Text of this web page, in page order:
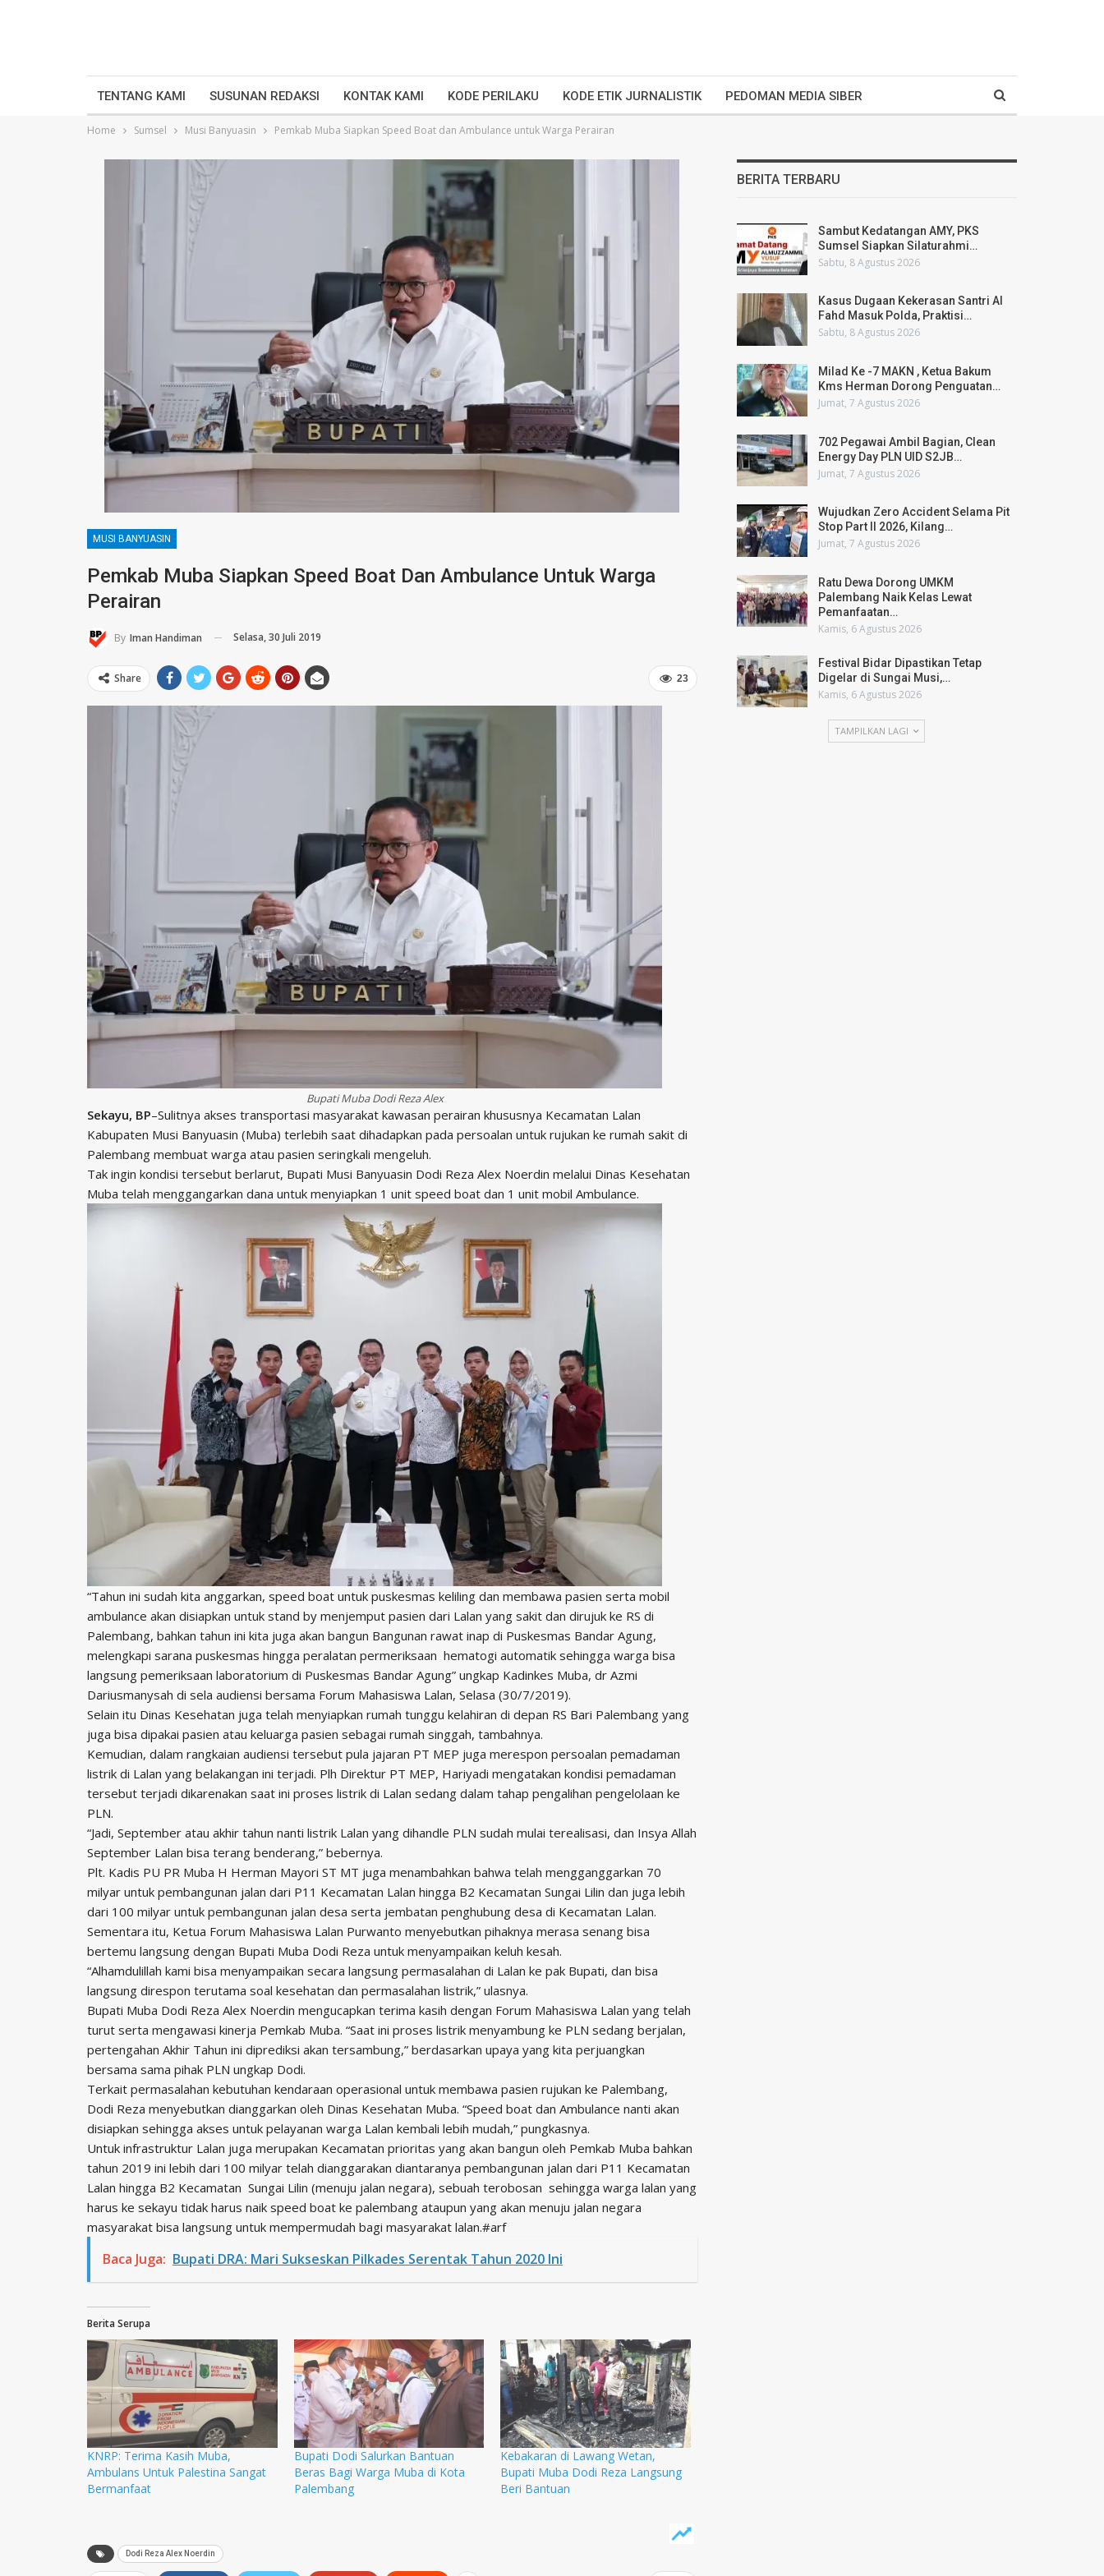
TENTANG KAMI SUSUNAN REDAKSI KONTAK KAMI KODE PERILAKU KODE ETIK JURNALISTIK PEDOMAN MEDIA SIBER
Home Sumsel Musi Banyuasin Pemkab Muba Siapkan Speed Boat dan Ambulance untuk Warga Perairan
MUSI BANYUASIN
Pemkab Muba Siapkan Speed Boat Dan Ambulance Untuk Warga
Perairan
By Iman Handiman Selasa, 30 Juli 2019
23
Share
Bupati Muba Dodi Reza Alex
Sekayu, BP–Sulitnya akses transportasi masyarakat kawasan perairan khususnya Kecamatan Lalan
Kabupaten Musi Banyuasin (Muba) terlebih saat dihadapkan pada persoalan untuk rujukan ke rumah sakit di
Palembang membuat warga atau pasien seringkali mengeluh.
Tak ingin kondisi tersebut berlarut, Bupati Musi Banyuasin Dodi Reza Alex Noerdin melalui Dinas Kesehatan
Muba telah menggangarkan dana untuk menyiapkan 1 unit speed boat dan 1 unit mobil Ambulance.
“Tahun ini sudah kita anggarkan, speed boat untuk puskesmas keliling dan membawa pasien serta mobil
ambulance akan disiapkan untuk stand by menjemput pasien dari Lalan yang sakit dan dirujuk ke RS di
Palembang, bahkan tahun ini kita juga akan bangun Bangunan rawat inap di Puskesmas Bandar Agung,
melengkapi sarana puskesmas hingga peralatan permeriksaan hematogi automatik sehingga warga bisa
langsung pemeriksaan laboratorium di Puskesmas Bandar Agung” ungkap Kadinkes Muba, dr Azmi
Dariusmanysah di sela audiensi bersama Forum Mahasiswa Lalan, Selasa (30/7/2019).
Selain itu Dinas Kesehatan juga telah menyiapkan rumah tunggu kelahiran di depan RS Bari Palembang yang
juga bisa dipakai pasien atau keluarga pasien sebagai rumah singgah, tambahnya.
Kemudian, dalam rangkaian audiensi tersebut pula jajaran PT MEP juga merespon persoalan pemadaman
listrik di Lalan yang belakangan ini terjadi. Plh Direktur PT MEP, Hariyadi mengatakan kondisi pemadaman
tersebut terjadi dikarenakan saat ini proses listrik di Lalan sedang dalam tahap pengalihan pengelolaan ke
PLN.
“Jadi, September atau akhir tahun nanti listrik Lalan yang dihandle PLN sudah mulai terealisasi, dan Insya Allah
September Lalan bisa terang benderang,” bebernya.
Plt. Kadis PU PR Muba H Herman Mayori ST MT juga menambahkan bahwa telah mengganggarkan 70
milyar untuk pembangunan jalan dari P11 Kecamatan Lalan hingga B2 Kecamatan Sungai Lilin dan juga lebih
dari 100 milyar untuk pembangunan jalan desa serta jembatan penghubung desa di Kecamatan Lalan.
Sementara itu, Ketua Forum Mahasiswa Lalan Purwanto menyebutkan pihaknya merasa senang bisa
bertemu langsung dengan Bupati Muba Dodi Reza untuk menyampaikan keluh kesah.
“Alhamdulillah kami bisa menyampaikan secara langsung permasalahan di Lalan ke pak Bupati, dan bisa
langsung direspon terutama soal kesehatan dan permasalahan listrik,” ulasnya.
Bupati Muba Dodi Reza Alex Noerdin mengucapkan terima kasih dengan Forum Mahasiswa Lalan yang telah
turut serta mengawasi kinerja Pemkab Muba. “Saat ini proses listrik menyambung ke PLN sedang berjalan,
pertengahan Akhir Tahun ini diprediksi akan tersambung,” berdasarkan upaya yang kita perjuangkan
bersama sama pihak PLN ungkap Dodi.
Terkait permasalahan kebutuhan kendaraan operasional untuk membawa pasien rujukan ke Palembang,
Dodi Reza menyebutkan dianggarkan oleh Dinas Kesehatan Muba. “Speed boat dan Ambulance nanti akan
disiapkan sehingga akses untuk pelayanan warga Lalan kembali lebih mudah,” pungkasnya.
Untuk infrastruktur Lalan juga merupakan Kecamatan prioritas yang akan bangun oleh Pemkab Muba bahkan
tahun 2019 ini lebih dari 100 milyar telah dianggarakan diantaranya pembangunan jalan dari P11 Kecamatan
Lalan hingga B2 Kecamatan Sungai Lilin (menuju jalan negara), sebuah terobosan sehingga warga lalan yang
harus ke sekayu tidak harus naik speed boat ke palembang ataupun yang akan menuju jalan negara
masyarakat bisa langsung untuk mempermudah bagi masyarakat lalan.#arf
Baca Juga: Bupati DRA: Mari Sukseskan Pilkades Serentak Tahun 2020 Ini
Berita Serupa
KNRP: Terima Kasih Muba,
Ambulans Untuk Palestina Sangat
Bermanfaat
Bupati Dodi Salurkan Bantuan
Beras Bagi Warga Muba di Kota
Palembang
Kebakaran di Lawang Wetan,
Bupati Muba Dodi Reza Langsung
Beri Bantuan
Dodi Reza Alex Noerdin
BERITA TERBARU
Sambut Kedatangan AMY, PKS
Sumsel Siapkan Silaturahmi…
Sabtu, 8 Agustus 2026
Kasus Dugaan Kekerasan Santri Al
Fahd Masuk Polda, Praktisi…
Sabtu, 8 Agustus 2026
Milad Ke -7 MAKN , Ketua Bakum
Kms Herman Dorong Penguatan…
Jumat, 7 Agustus 2026
702 Pegawai Ambil Bagian, Clean
Energy Day PLN UID S2JB…
Jumat, 7 Agustus 2026
Wujudkan Zero Accident Selama Pit
Stop Part II 2026, Kilang…
Jumat, 7 Agustus 2026
Ratu Dewa Dorong UMKM
Palembang Naik Kelas Lewat
Pemanfaatan…
Kamis, 6 Agustus 2026
Festival Bidar Dipastikan Tetap
Digelar di Sungai Musi,…
Kamis, 6 Agustus 2026
TAMPILKAN LAGI